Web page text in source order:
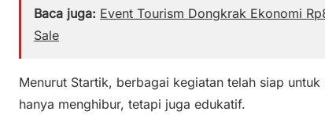
Baca juga: Event Tourism Dongkrak Ekonomi
Sale
Menurut Startik, berbagai kegiatan telah siap
hanya menghibur, tetapi juga edukatif.